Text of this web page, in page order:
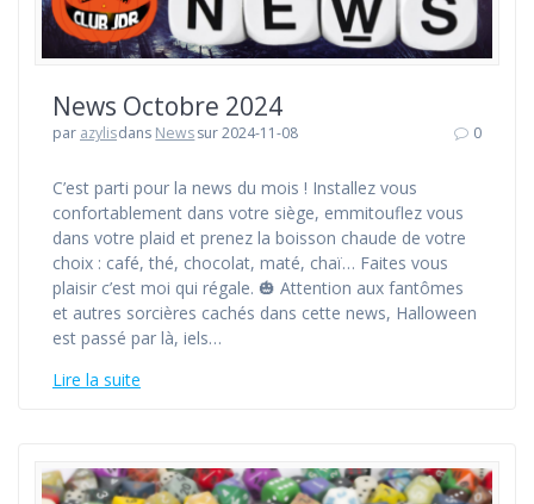
News Octobre 2024
par azylisdans Newssur 2024-11-08 0
C’est parti pour la news du mois ! Installez vous
confortablement dans votre siège, emmitouflez vous
dans votre plaid et prenez la boisson chaude de votre
choix : café, thé, chocolat, maté, chaï… Faites vous
plaisir c’est moi qui régale. 🎃 Attention aux fantômes
et autres sorcières cachés dans cette news, Halloween
est passé par là, iels…
Lire la suite